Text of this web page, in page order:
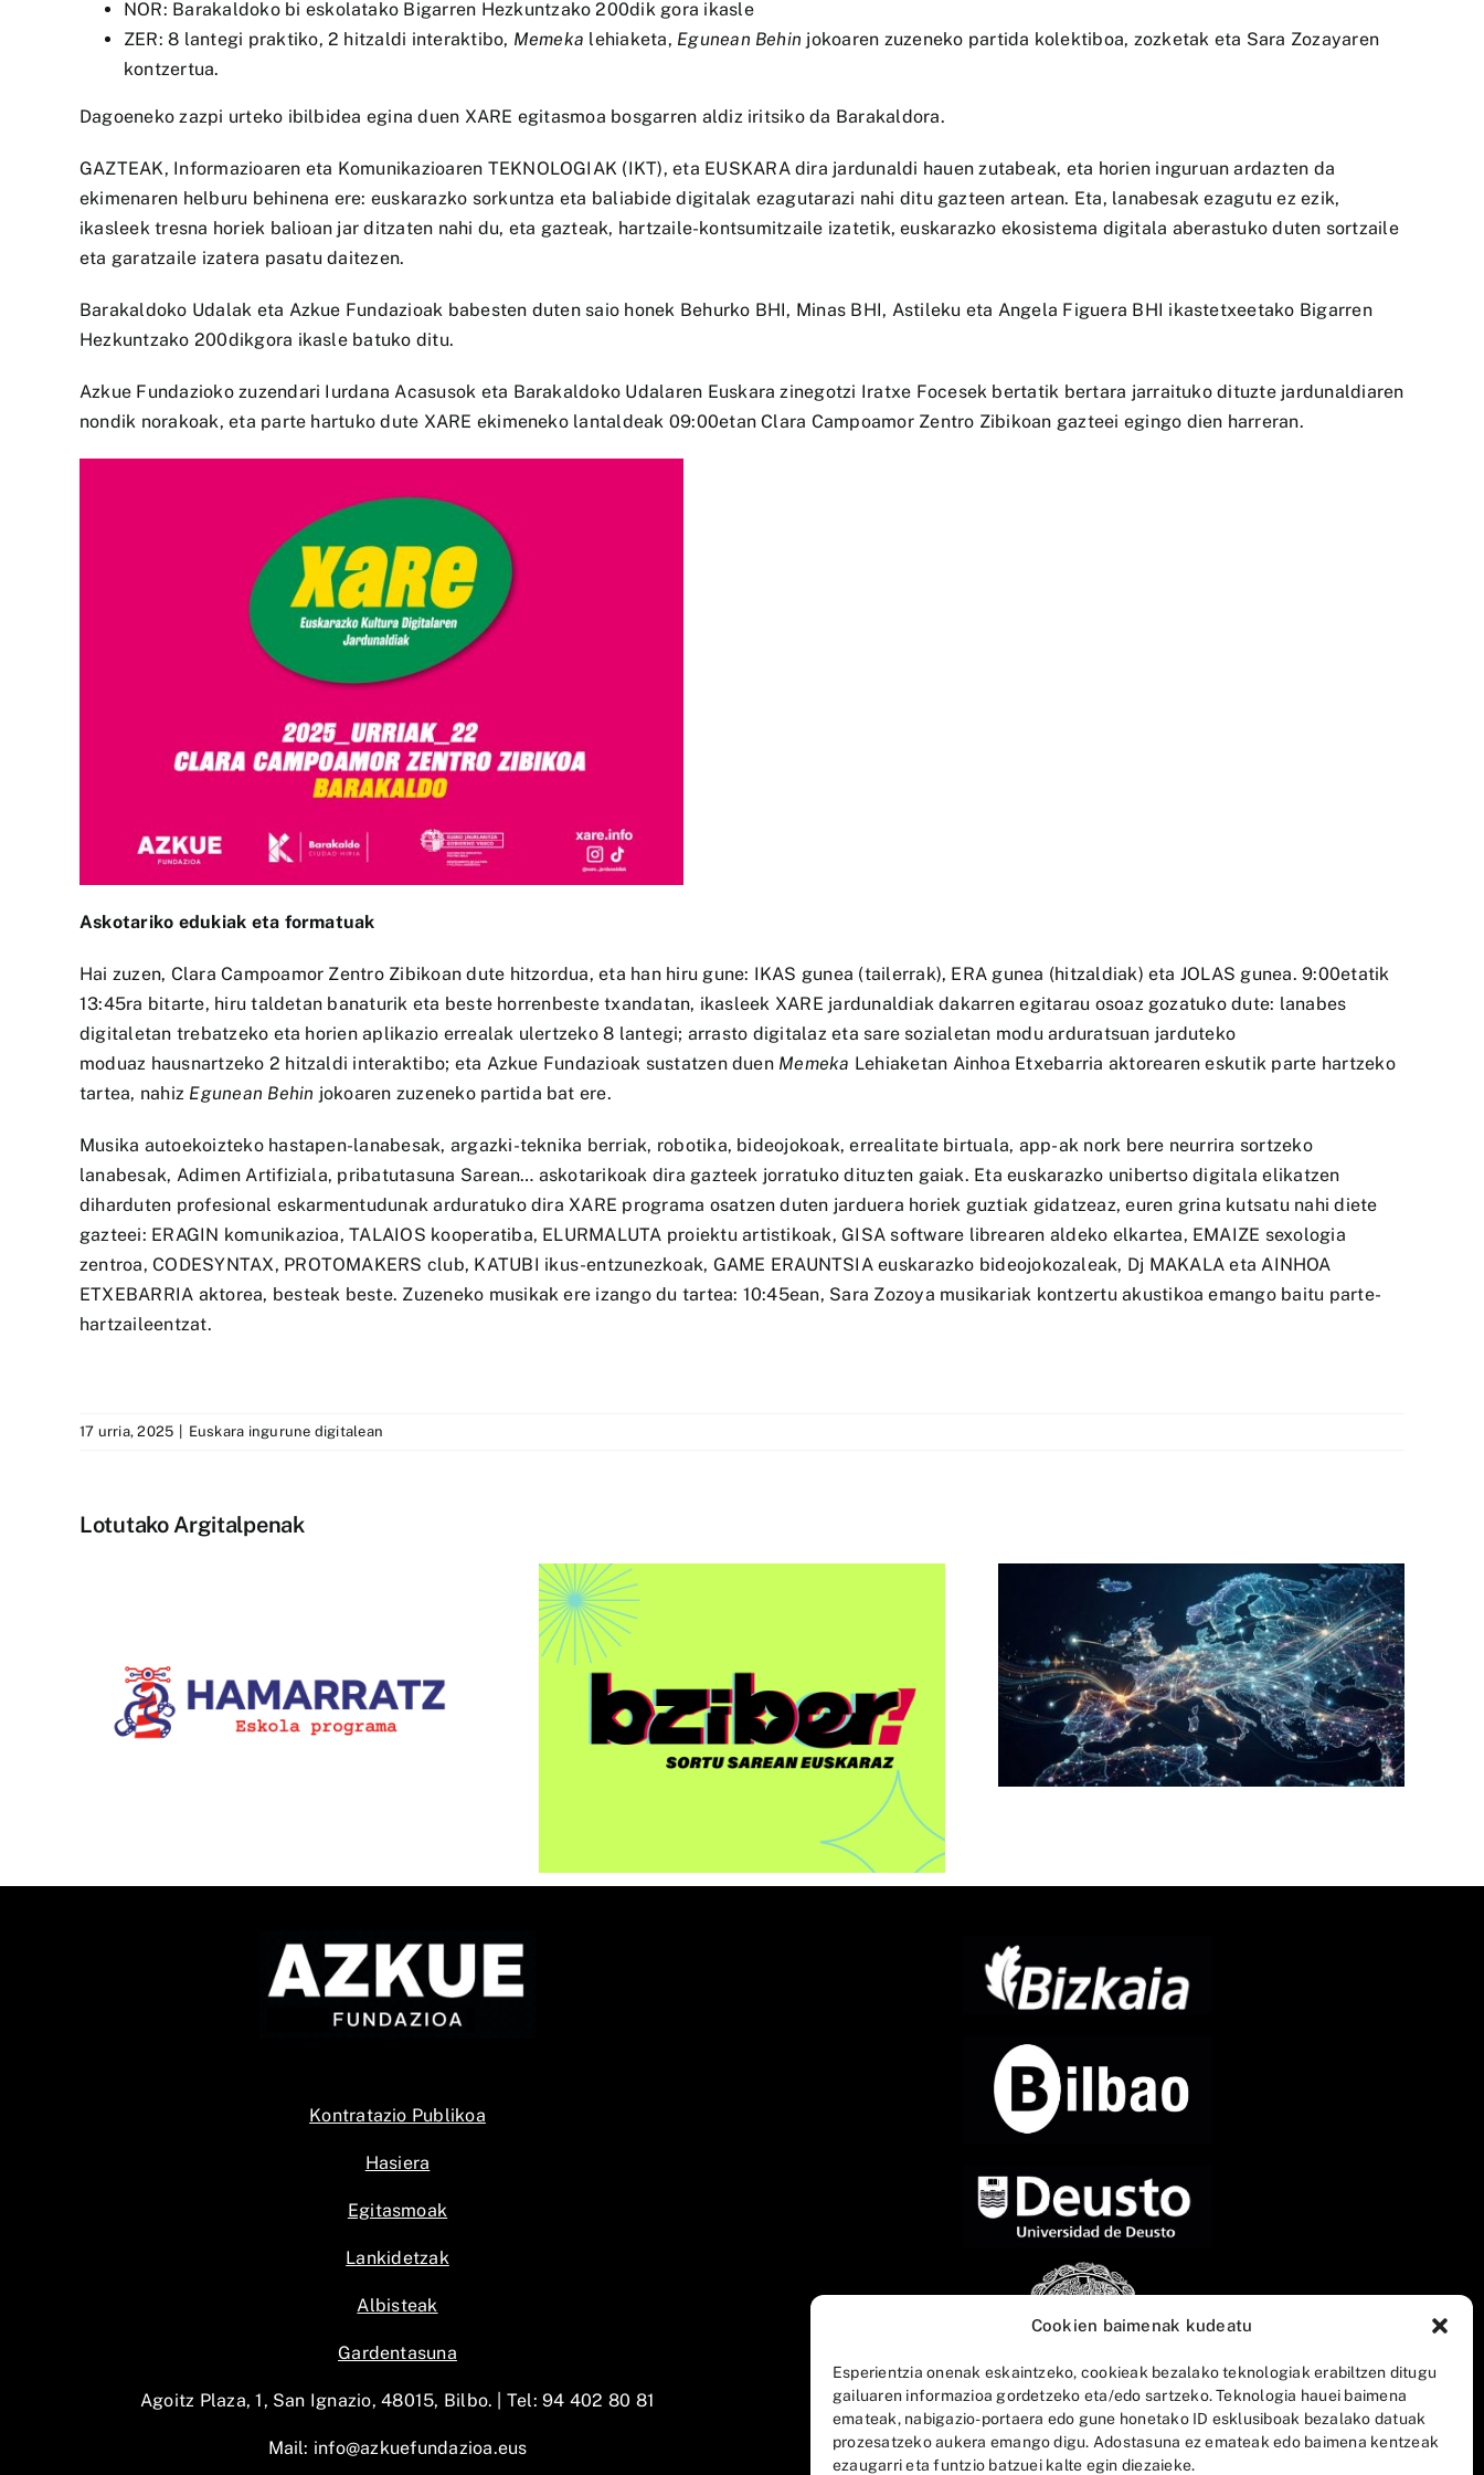
Cookien baimenak kudeatu
Esperientzia onenak eskaintzeko, cookieak bezalako teknologiak erabiltzen ditugu
gailuaren informazioa gordetzeko eta/edo sartzeko. Teknologia hauei baimena
emateak, nabigazio-portaera edo gune honetako ID esklusiboak bezalako datuak
prozesatzeko aukera emango digu. Adostasuna ez emateak edo baimena kentzeak
ezaugarri eta funtzio batzuei kalte egin diezaieke.
NOR: Barakaldoko bi eskolatako Bigarren Hezkuntzako 200dik gora ikasle
ZER: 8 lantegi praktiko, 2 hitzaldi interaktibo, Memeka lehiaketa, Egunean Behin jokoaren zuzeneko partida kolektiboa, zozketak eta Sara Zozayaren
kontzertua.
Dagoeneko zazpi urteko ibilbidea egina duen XARE egitasmoa bosgarren aldiz iritsiko da Barakaldora.
GAZTEAK, Informazioaren eta Komunikazioaren TEKNOLOGIAK (IKT), eta EUSKARA dira jardunaldi hauen zutabeak, eta horien inguruan ardazten da
ekimenaren helburu behinena ere: euskarazko sorkuntza eta baliabide digitalak ezagutarazi nahi ditu gazteen artean. Eta, lanabesak ezagutu ez ezik,
ikasleek tresna horiek balioan jar ditzaten nahi du, eta gazteak, hartzaile-kontsumitzaile izatetik, euskarazko ekosistema digitala aberastuko duten sortzaile
eta garatzaile izatera pasatu daitezen.
Barakaldoko Udalak eta Azkue Fundazioak babesten duten saio honek Behurko BHI, Minas BHI, Astileku eta Angela Figuera BHI ikastetxeetako Bigarren
Hezkuntzako 200dikgora ikasle batuko ditu.
Azkue Fundazioko zuzendari Iurdana Acasusok eta Barakaldoko Udalaren Euskara zinegotzi Iratxe Focesek bertatik bertara jarraituko dituzte jardunaldiaren
nondik norakoak, eta parte hartuko dute XARE ekimeneko lantaldeak 09:00etan Clara Campoamor Zentro Zibikoan gazteei egingo dien harreran.
Askotariko edukiak eta formatuak
Hai zuzen, Clara Campoamor Zentro Zibikoan dute hitzordua, eta han hiru gune: IKAS gunea (tailerrak), ERA gunea (hitzaldiak) eta JOLAS gunea. 9:00etatik
13:45ra bitarte, hiru taldetan banaturik eta beste horrenbeste txandatan, ikasleek XARE jardunaldiak dakarren egitarau osoaz gozatuko dute: lanabes
digitaletan trebatzeko eta horien aplikazio errealak ulertzeko 8 lantegi; arrasto digitalaz eta sare sozialetan modu arduratsuan jarduteko
moduaz hausnartzeko 2 hitzaldi interaktibo; eta Azkue Fundazioak sustatzen duen Memeka Lehiaketan Ainhoa Etxebarria aktorearen eskutik parte hartzeko
tartea, nahiz Egunean Behin jokoaren zuzeneko partida bat ere.
Musika autoekoizteko hastapen-lanabesak, argazki-teknika berriak, robotika, bideojokoak, errealitate birtuala, app-ak nork bere neurrira sortzeko
lanabesak, Adimen Artifiziala, pribatutasuna Sarean… askotarikoak dira gazteek jorratuko dituzten gaiak. Eta euskarazko unibertso digitala elikatzen
diharduten profesional eskarmentudunak arduratuko dira XARE programa osatzen duten jarduera horiek guztiak gidatzeaz, euren grina kutsatu nahi diete
gazteei: ERAGIN komunikazioa, TALAIOS kooperatiba, ELURMALUTA proiektu artistikoak, GISA software librearen aldeko elkartea, EMAIZE sexologia
zentroa, CODESYNTAX, PROTOMAKERS club, KATUBI ikus-entzunezkoak, GAME ERAUNTSIA euskarazko bideojokozaleak, Dj MAKALA eta AINHOA
ETXEBARRIA aktorea, besteak beste. Zuzeneko musikak ere izango du tartea: 10:45ean, Sara Zozoya musikariak kontzertu akustikoa emango baitu parte-
hartzaileentzat.
17 urria, 2025 Euskara ingurune digitalean
Lotutako Argitalpenak
1.400.000 ikustaldi izan ditu
Bziber euskarazko
TikTokeko lehiaketaren IX.
Summit 2026” ekitaldia
egingo dute Bilbon
Kontratazio Publikoa
Hasiera
Egitasmoak
Lankidetzak
Albisteak
Gardentasuna
Agoitz Plaza, 1, San Ignazio, 48015, Bilbo. | Tel: 94 402 80 81
Mail: info@azkuefundazioa.eus